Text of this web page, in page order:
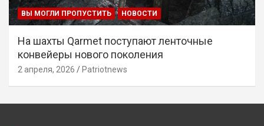
ВЫ МОГЛИ ПРОПУСТИТЬ НОВОСТИ
На шахты Qarmet поступают ленточные
конвейеры нового поколения
2 апреля, 2026 Patriotnews